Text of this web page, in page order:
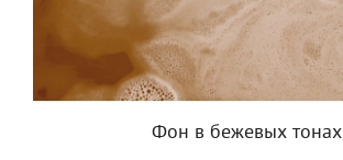
Фон в бежевых тонах